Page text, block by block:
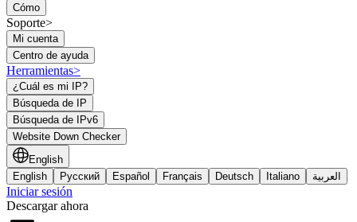
Cómo
Soporte>
Mi cuenta
Centro de ayuda
Herramientas>
¿Cuál es mi IP?
Búsqueda de IP
Búsqueda de IPv6
Website Down Checker
English
English
Русский Español Français Deutsch Italiano العربية
Iniciar sesión
Descargar ahora